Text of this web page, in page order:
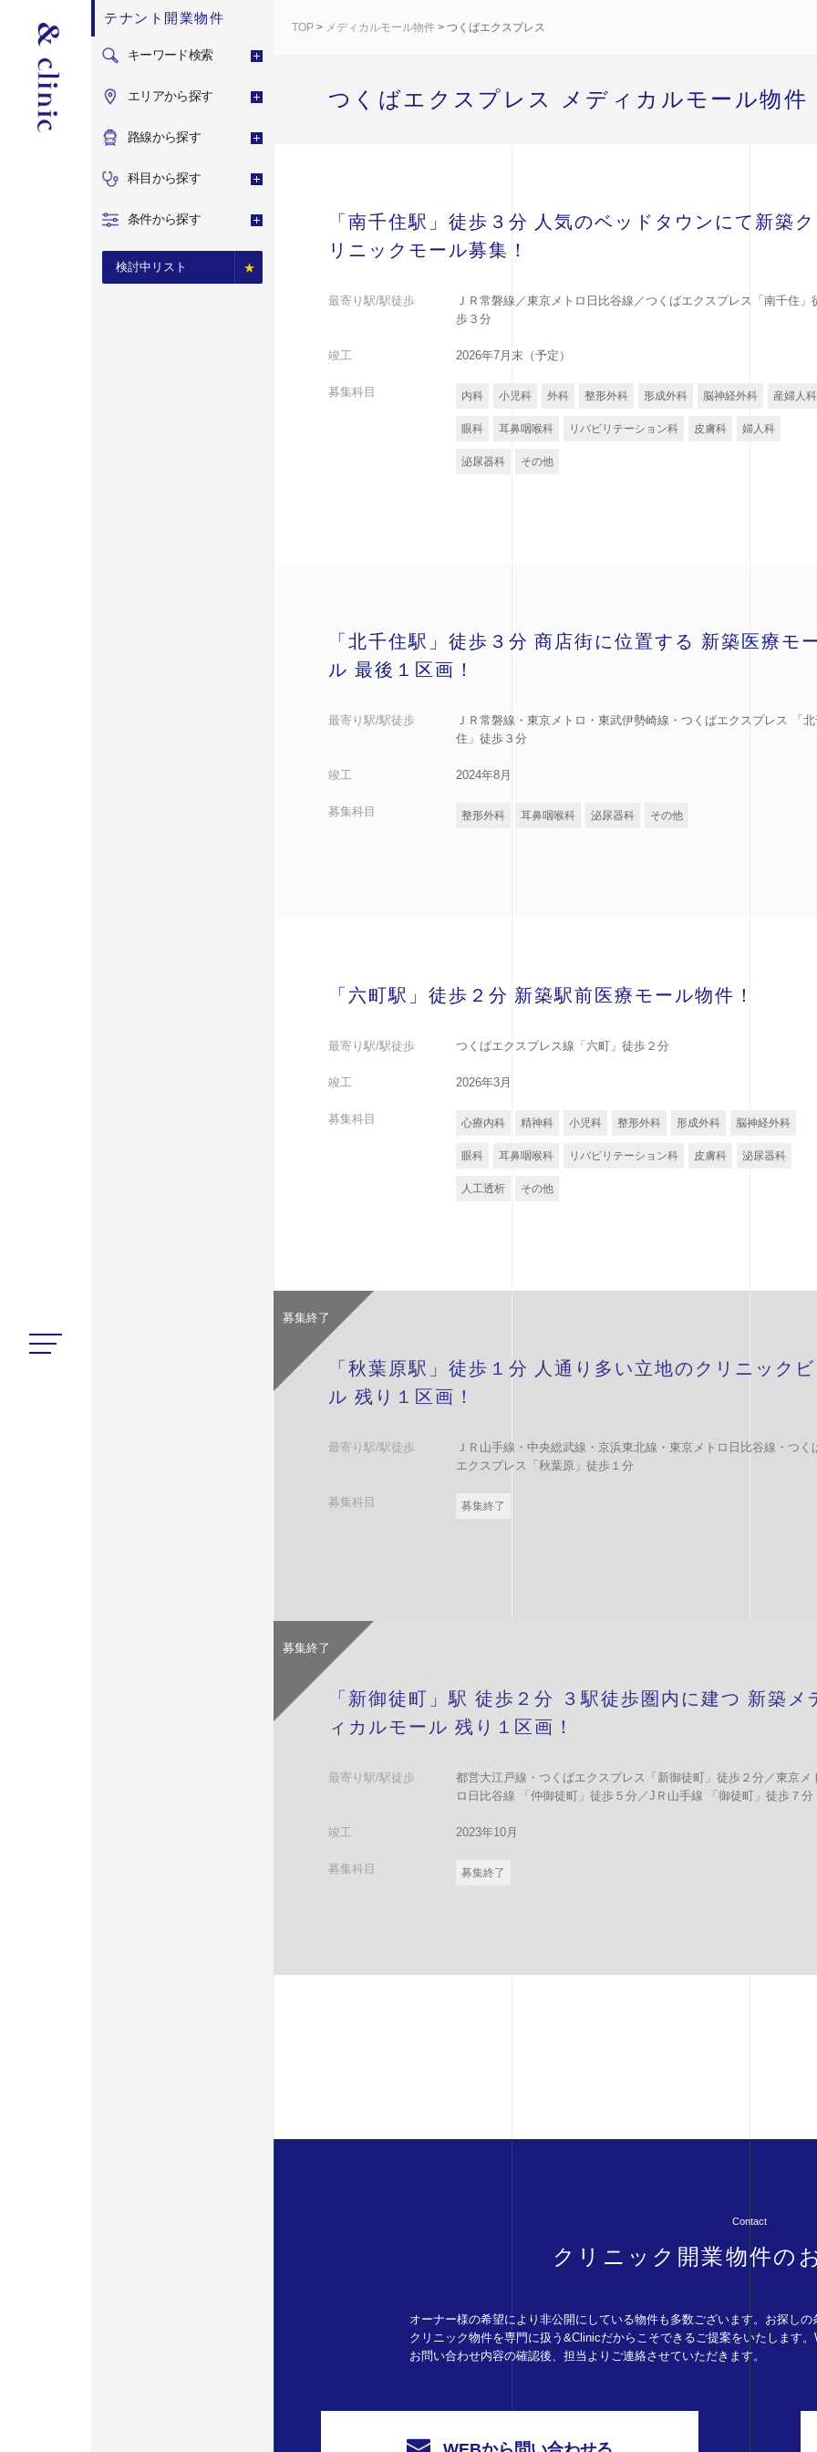
テナント開業物件
キーワード検索
エリアから探す
路線から探す
科目から探す
条件から探す
検討中リスト
TOP > メディカルモール物件 > つくばエクスプレス
つくばエクスプレス メディカルモール物件
「南千住駅」徒歩３分 人気のベッドタウンにて新築ク
リニックモール募集！
最寄り駅/駅徒歩
ＪＲ常磐線／東京メトロ日比谷線／つくばエクスプレス「南千住」
歩３分
竣工 2026年7月末（予定）
募集科目 内科 小児科 外科 整形外科 形成外科 脳神経外科 産婦人科
眼科 耳鼻咽喉科 リバビリテーション科 皮膚科 婦人科
泌尿器科 その他
「北千住駅」徒歩３分 商店街に位置する 新築医療モ
ル 最後１区画！
最寄り駅/駅徒歩
ＪＲ常磐線・東京メトロ・東武伊勢崎線・つくばエクスプレス 「
住」徒歩３分
竣工 2024年8月
募集科目 整形外科 耳鼻咽喉科 泌尿器科 その他
「六町駅」徒歩２分 新築駅前医療モール物件！
最寄り駅/駅徒歩 つくばエクスプレス線「六町」徒歩２分
竣工 2026年3月
募集科目 心療内科 精神科 小児科 整形外科 形成外科 脳神経外科
眼科 耳鼻咽喉科 リバビリテーション科 皮膚科 泌尿器科
人工透析 その他
「秋葉原駅」徒歩１分 人通り多い立地のクリニックビ
ル 残り１区画！
最寄り駅/駅徒歩
ＪＲ山手線・中央総武線・京浜東北線・東京メトロ日比谷線・つく
エクスプレス「秋葉原」徒歩１分
募集科目 募集終了
募集終了
「新御徒町」駅 徒歩２分 ３駅徒歩圏内に建つ 新築メ
ィカルモール 残り１区画！
最寄り駅/駅徒歩
都営大江戸線・つくばエクスプレス「新御徒町」徒歩２分／東京メ
ロ日比谷線 「仲御徒町」徒歩５分／JＲ山手線 「御徒町」徒歩７分
竣工 2023年10月
募集科目 募集終了
募集終了
Contact
クリニック開業物件の
オーナー様の希望により非公開にしている物件も多数ございます。お探し
クリニック物件を専門に扱う&Clinicだからこそできるご提案をいたします
お問い合わせ内容の確認後、担当よりご連絡させていただきます。